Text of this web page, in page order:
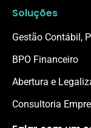
Soluções
Gestão Contábil,
BPO Financeiro
Abertura e
Consultoria